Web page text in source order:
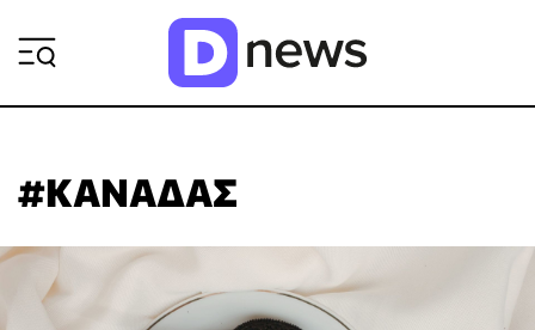
#ΚΑΝΑΔΑΣ